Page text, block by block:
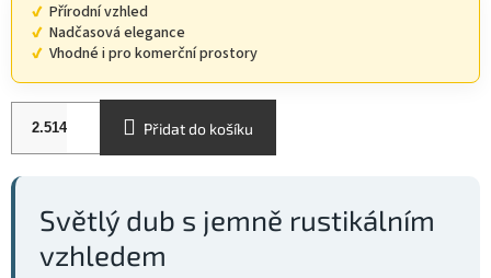
Přírodní vzhled
Nadčasová elegance
Vhodné i pro komerční prostory
Přidat do košíku
Světlý dub s jemně rustikálním
vzhledem